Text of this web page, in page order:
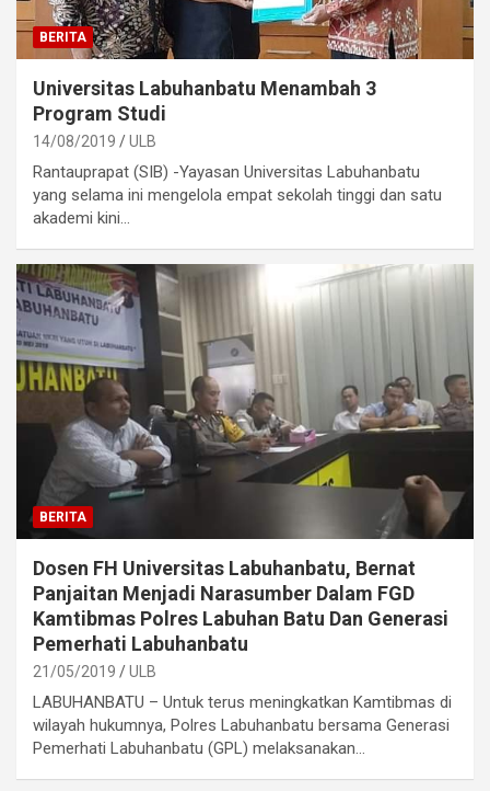
BERITA
Universitas Labuhanbatu Menambah 3
Program Studi
14/08/2019 ULB
Rantauprapat (SIB) -Yayasan Universitas Labuhanbatu
yang selama ini mengelola empat sekolah tinggi dan satu
akademi kini…
BERITA
Dosen FH Universitas Labuhanbatu, Bernat
Panjaitan Menjadi Narasumber Dalam FGD
Kamtibmas Polres Labuhan Batu Dan Generasi
Pemerhati Labuhanbatu
21/05/2019 ULB
LABUHANBATU – Untuk terus meningkatkan Kamtibmas di
wilayah hukumnya, Polres Labuhanbatu bersama Generasi
Pemerhati Labuhanbatu (GPL) melaksanakan…